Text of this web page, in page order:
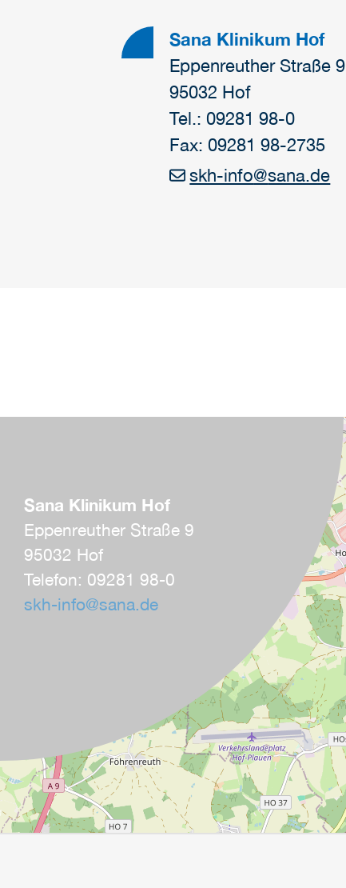
Sana Klinikum Hof
Eppenreuther Straße 9
95032 Hof
Tel.: 09281 98-0
Fax: 09281 98-2735
skh-info@sana.de
Sana Klinikum Hof
Eppenreuther Straße 9
95032 Hof
Telefon: 09281 98-0
skh-info@sana.de